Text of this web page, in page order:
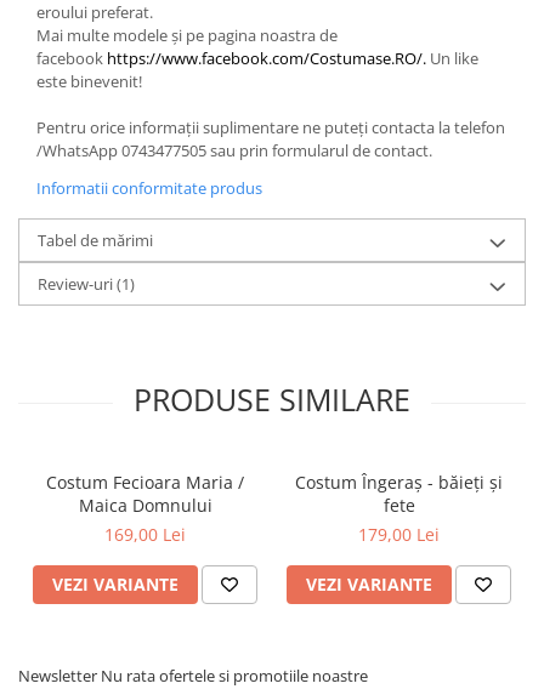
eroului preferat.
Mai multe modele și pe pagina noastra de
facebook https://www.facebook.com/Costumase.RO/. Un like
este binevenit!
Pentru orice informații suplimentare ne puteți contacta la telefon
/WhatsApp 0743477505 sau prin formularul de contact.
Informatii conformitate produs
Tabel de mărimi
Review-uri(1)
PRODUSE SIMILARE
Costum Fecioara Maria /
Maica Domnului
169,00 Lei
VEZI VARIANTE
Costum Îngeraș - băieți și
fete
179,00 Lei
VEZI VARIANTE
Newsletter Nu rata ofertele si promotiile noastre